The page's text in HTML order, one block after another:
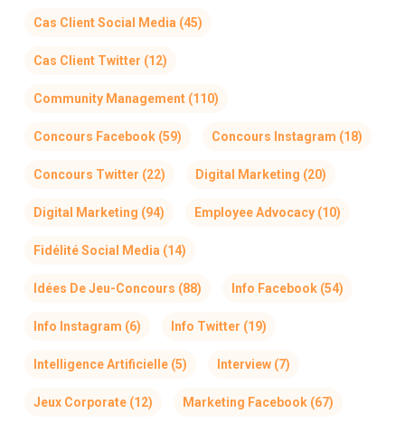
Cas Client Social Media (45)
Cas Client Twitter (12)
Community Management(110)
Concours Facebook(59) Concours Instagram (18)
Concours Twitter (22) Digital Marketing (20)
Digital Marketing (94) Employee Advocacy(10)
Fidélité Social Media (14)
Idées De Jeu-Concours (88) Info Facebook(54)
Info Instagram (6) Info Twitter (19)
Intelligence Artificielle(5) Interview(7)
Jeux Corporate(12) Marketing Facebook(67)